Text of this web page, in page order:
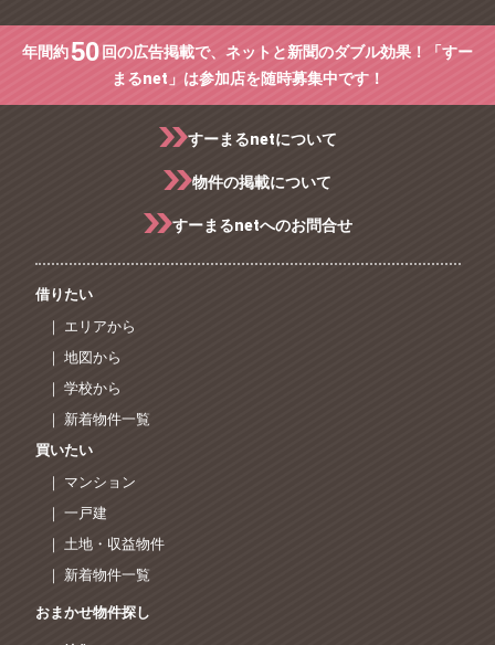
年間約50 回の広告掲載で、ネットと新聞のダブル効果！「すー
まるnet」は参加店を随時募集中です！
すーまるnetについて
物件の掲載について
すーまるnetへのお問合せ
借りたい
｜ エリアから
｜ 地図から
｜ 学校から
｜ 新着物件一覧
買いたい
｜ マンション
｜ 一戸建
｜ 土地・収益物件
｜ 新着物件一覧
おまかせ物件探し